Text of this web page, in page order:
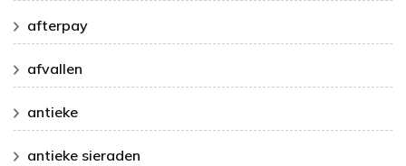
afterpay
afvallen
antieke
antieke sieraden